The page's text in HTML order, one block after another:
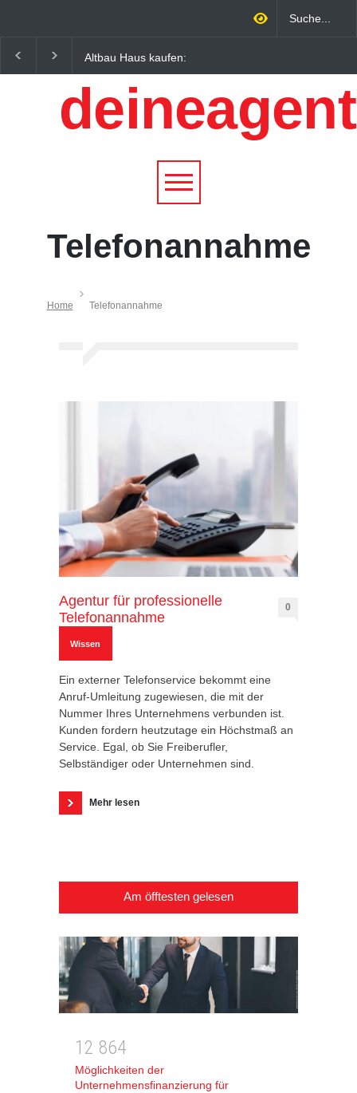
Altbau Haus kaufen:
Unterschiede zwischen
Süddeutschland und
Österreich einfach erklärt
Wirtschaftsfaktor: Wie
Qualitätstourismus
profitieren
Telefonannahme
Home Telefonannahme
Agentur für professionelle
Telefonannahme
0
Wissen
Ein externer Telefonservice bekommt eine
Anruf-Umleitung zugewiesen, die mit der
Nummer Ihres Unternehmens verbunden ist.
Kunden fordern heutzutage ein Höchstmaß an
Service. Egal, ob Sie Freiberufler,
Selbständiger oder Unternehmen sind.
Mehr lesen
Am öfftesten gelesen
1 2 864
Möglichkeiten der
Unternehmensfinanzierung für